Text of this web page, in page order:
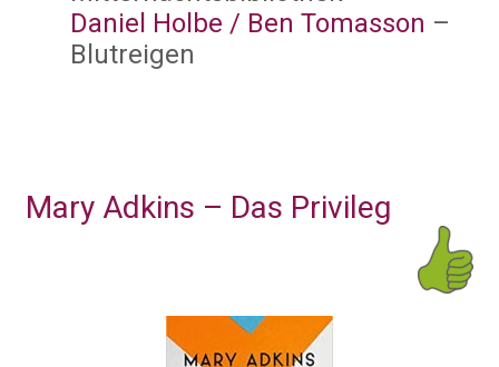
Daniel Holbe / Ben Tomasson –
Blutreigen
Mary Adkins – Das Privileg